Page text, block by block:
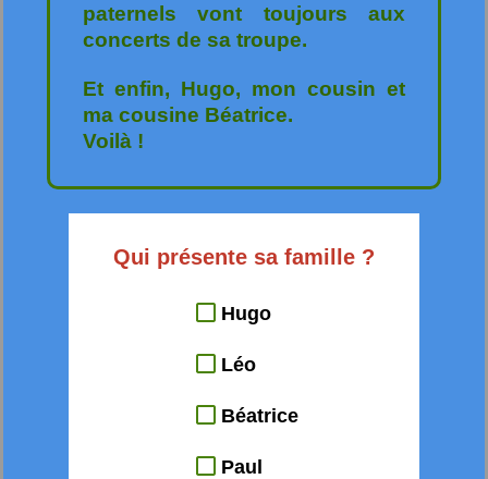
paternels vont toujours aux
concerts de sa troupe.
Et enfin, Hugo, mon cousin et
ma cousine Béatrice.
Voilà !
Qui présente sa famille ?
Hugo
Léo
Béatrice
Paul